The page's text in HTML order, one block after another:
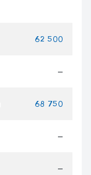
62 500
—
68 750
—
—